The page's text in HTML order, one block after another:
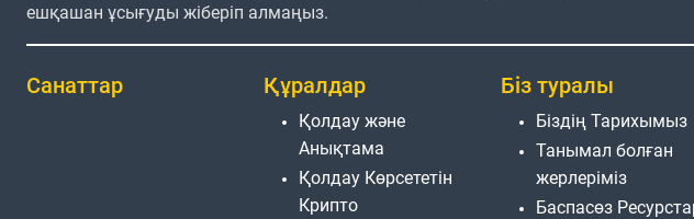
ешқашан ұсығуды жіберіп алмаңыз.
Санаттар Құралдар
Қолдау және
Анықтама
Қолдау Көрсететін
Крипто
Біз туралы
Біздің Тарихымыз
Танымал болған
жерлеріміз
Баспасөз